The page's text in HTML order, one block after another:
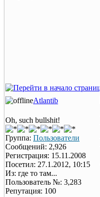
Atlantib
Oh, such bullshit!
Группа: Пользователи
Сообщений: 2,926
Регистрация: 15.11.2008
Посетил: 27.1.2012, 10:15
Из: где то там...
Пользователь №: 3,283
Репутация: 100